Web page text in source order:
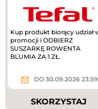
Kup produkt biorący udział
promocji i ODBIERZ
SUSZARKĘ ROWENTA
BLUMIA ZA 1 ZŁ.
DO 30.09.2026 23:59
SKORZYSTAJ